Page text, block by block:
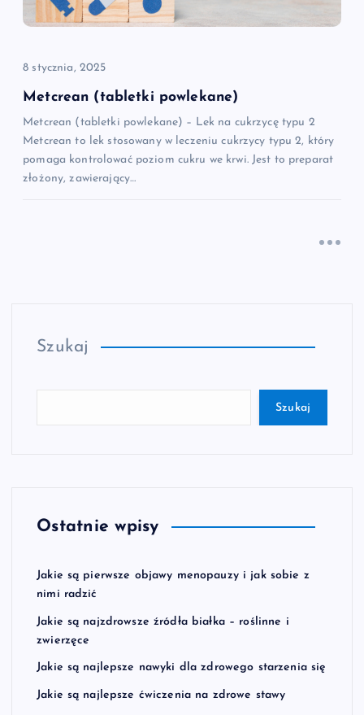
8 stycznia, 2025
Metcrean (tabletki powlekane)
Metcrean (tabletki powlekane) – Lek na cukrzycę typu 2
Metcrean to lek stosowany w leczeniu cukrzycy typu 2, który
pomaga kontrolować poziom cukru we krwi. Jest to preparat
złożony, zawierający…
Szukaj
Szukaj
Ostatnie wpisy
Jakie są pierwsze objawy menopauzy i jak sobie z
nimi radzić
Jakie są najzdrowsze źródła białka – roślinne i
zwierzęce
Jakie są najlepsze nawyki dla zdrowego starzenia się
Jakie są najlepsze ćwiczenia na zdrowe stawy